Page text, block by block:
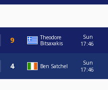
Theodore
Bitsaxakis
Sun
17:46
Ben Satchel
Sun
17:46